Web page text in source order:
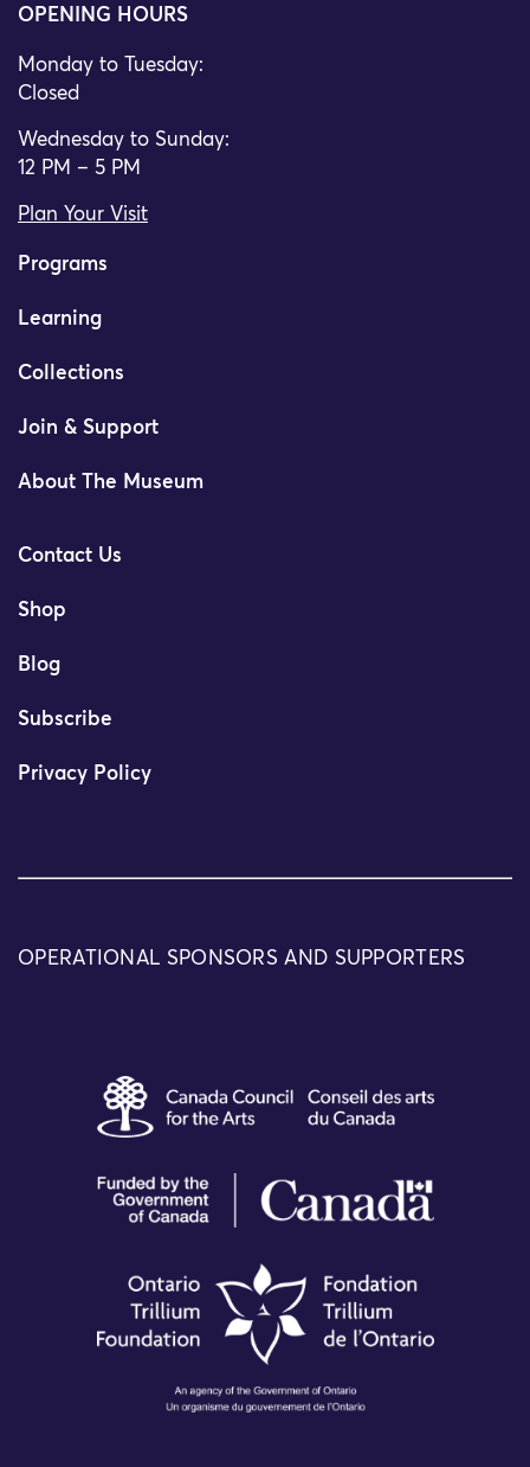
OPENING HOURS
Monday to Tuesday:
Closed
Wednesday to Sunday:
12 PM – 5 PM
Plan Your Visit
Programs
Learning
Collections
Join & Support
About The Museum
Contact Us
Shop
Blog
Subscribe
Privacy Policy
OPERATIONAL SPONSORS AND SUPPORTERS